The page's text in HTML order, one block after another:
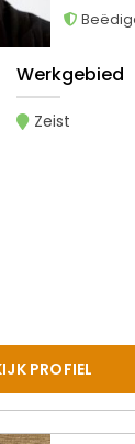
Werkgebied
Zeist
PROFIEL